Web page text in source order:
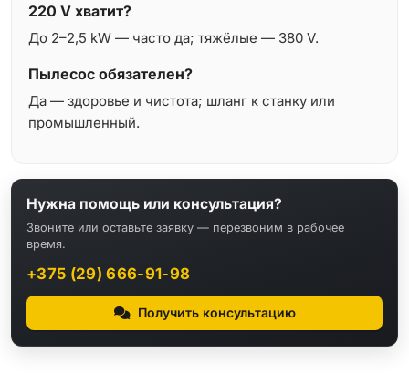
220 V хватит?
До 2–2,5 kW — часто да; тяжёлые — 380 V.
Пылесос обязателен?
Да — здоровье и чистота; шланг к станку или
промышленный.
Нужна помощь или консультация?
Звоните или оставьте заявку — перезвоним в рабочее
время.
+375 (29) 666-91-98
Получить консультацию